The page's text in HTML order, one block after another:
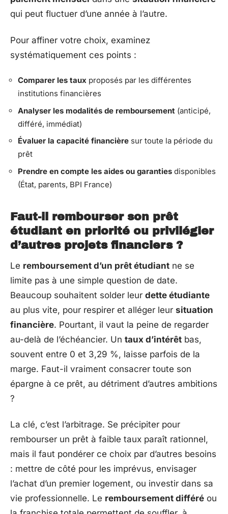
qui peut fluctuer d’une année à l’autre.
Pour affiner votre choix, examinez
systématiquement ces points :
Comparer les taux proposés par les différentes
institutions financières
Analyser les modalités de remboursement (anticipé,
différé, immédiat)
Évaluer la capacité financière sur toute la période du
prêt
Prendre en compte les aides ou garanties disponibles
(État, parents, BPI France)
Faut-il rembourser son prêt
étudiant en priorité ou privilégier
d’autres projets financiers ?
Le remboursement d’un prêt étudiant ne se
limite pas à une simple question de date.
Beaucoup souhaitent solder leur dette étudiante
au plus vite, pour respirer et alléger leur situation
financière. Pourtant, il vaut la peine de regarder
au-delà de l’échéancier. Un taux d’intérêt bas,
souvent entre 0 et 3,29 %, laisse parfois de la
marge. Faut-il vraiment consacrer toute son
épargne à ce prêt, au détriment d’autres ambitions
?
La clé, c’est l’arbitrage. Se précipiter pour
rembourser un prêt à faible taux paraît rationnel,
mais il faut pondérer ce choix par d’autres besoins
: mettre de côté pour les imprévus, envisager
l’achat d’un premier logement, ou investir dans sa
vie professionnelle. Le remboursement différé ou